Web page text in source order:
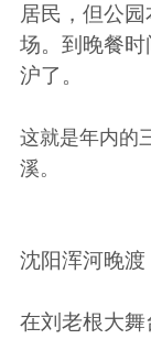
居民，但公
场。到晚餐
沪了。
这就是年内的
溪。
沈阳浑河晚渡
在刘老根大